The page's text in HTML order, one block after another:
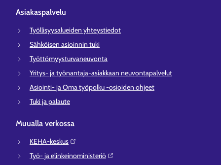
Asiakaspalvelu
Työllisyysalueiden yhteystiedot
Sähköisen asioinnin tuki
Työttömyysturvaneuvonta
Yritys- ja työnantaja-asiakkaan neuvontapalvelut
Asiointi- ja Oma työpolku -osioiden ohjeet
Tuki ja palaute
Muualla verkossa
KEHA-keskus⁠
Työ- ja elinkeinoministeriö⁠